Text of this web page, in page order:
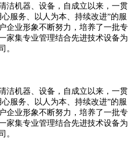
洁机器、设备，自成立以来，一贯
服务、以人为本、持续改进”的服
企业形象不断努力，培养了一批专
家集专业管理结合先进技术设备为
。
洁机器、设备，自成立以来，一贯
服务、以人为本、持续改进”的服
企业形象不断努力，培养了一批专
家集专业管理结合先进技术设备为
。